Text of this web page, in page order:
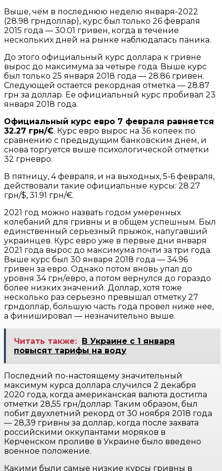
Выше, чем в последнюю неделю января-2022
(28.98 грндоллар), курс был только 26 февраля
2015 года — 30.01 гривен, когда в течение
нескольких дней на рынке наблюдалась паника.
До этого официальный курс доллара к гривне
вырос до максимума за четыре года. Выше курс
был только 25 января 2018 года — 28.86 гривен.
Следующей остается рекордная отметка — 28.87
грн за доллар. Ее официальный курс пробивал 23
января 2018 года.
Официальный курс евро 7 февраля равняется
32.27 грн/€. Курс евро вырос на 36 копеек по
сравнению с предыдущим банковским днем, и
снова торгуется выше психологической отметки
32 грневро.
В пятницу, 4 февраля, и на выходных, 5-6 февраля,
действовали такие официальные курсы: 28.27
грн/$, 31.91 грн/€.
2021 год можно назвать годом умеренных
колебаний для гривны и в общем успешным. Был
единственный серьезный прыжок, напугавший
украинцев. Курс евро уже в первые дни января
2021 года вырос до максимума почти за три года.
Выше курс был 30 января 2018 года — 34.96
гривен за евро. Однако потом вновь упал до
уровня 34 грн/евро, а потом вернулся до гораздо
более низких значений. Доллар, хотя тоже
несколько раз серьезно превышал отметку 27
грндоллар, большую часть года провел ниже нее,
а финишировал — незначительно выше.
Читать также: В Украине с 1 января
повысят тарифы на воду
Последний по-настоящему значительный
максимум курса доллара случился 2 декабря
2020 года, когда американская валюта достигла
отметки 28,55 грн/доллар. Таким образом, был
побит двухлетний рекорд от 30 ноября 2018 года
— 28,39 гривны за доллар, когда после захвата
российскими оккупантами моряков в
Керченском проливе в Украине было введено
военное положение.
Какими были самые низкие курсы гривны в